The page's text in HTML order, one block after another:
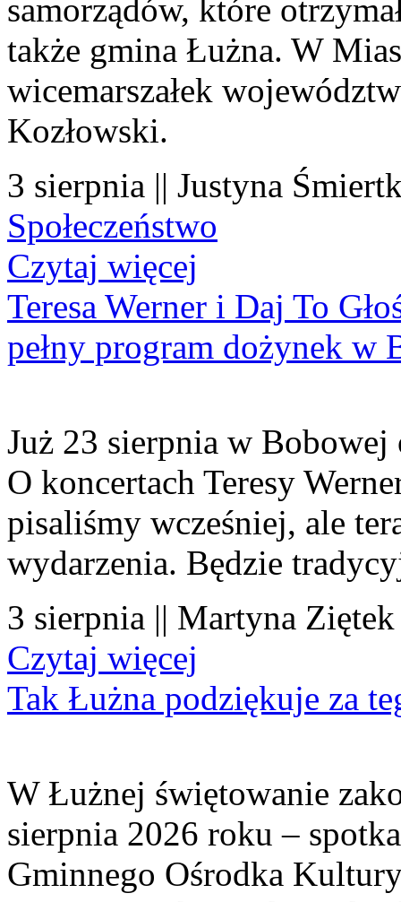
samorządów, które
także gmina Łużna. W
wicemarszałek
Kozłowski.
3 sierpnia || Justyna
Społeczeństwo
Czytaj więcej
Teresa Werner i Daj To
pełny program dożynek w
Już 23 sierpnia w
O koncertach Teresy
pisaliśmy wcześniej, ale
wydarzenia. Będzie
3 sierpnia || Martyna
Czytaj więcej
Tak Łużna podziękuje za
W Łużnej świętowanie
sierpnia 2026 roku –
Gminnego Ośrodka